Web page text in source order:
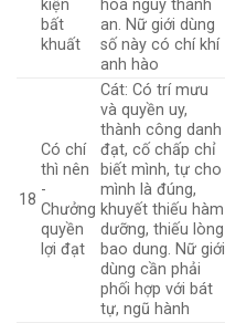
kiện
bất
khuất
hóa nguy thành
an. Nữ giới dùng
số này có chí khí
anh hào
18
Có chí
thì nên
-
Chưởng
quyền
lợi đạt
Cát: Có trí mưu
và quyền uy,
thành công danh
đạt, cố chấp chỉ
biết mình, tự cho
mình là đúng,
khuyết thiếu hàm
dưỡng, thiếu lòng
bao dung. Nữ giới
dùng cần phải
phối hợp với bát
tự, ngũ hành